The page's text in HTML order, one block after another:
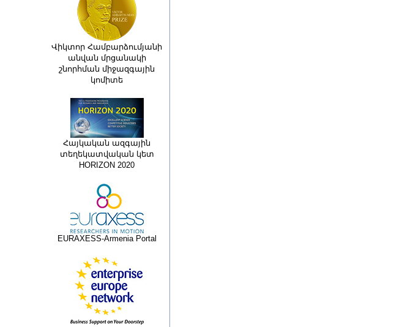
Վիկտոր Համբարձումյանի
անվան մրցանակի
շնորհման միջազգային
կոմիտե
Հայկական ազգային
տեղեկատվական կետ
HORIZON 2020
EURAXESS-Armenia Portal